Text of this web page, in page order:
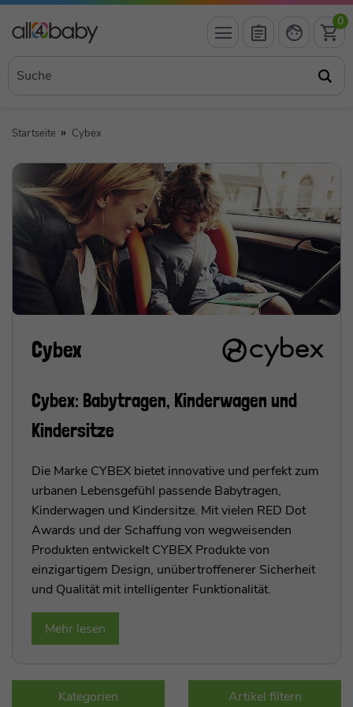
0
Startseite Cybex
Cybex
Cybex: Babytragen, Kinderwagen und
Kindersitze
Die Marke CYBEX bietet innovative und perfekt zum
urbanen Lebensgefühl passende Babytragen,
Kinderwagen und Kindersitze. Mit vielen RED Dot
Awards und der Schaffung von wegweisenden
Produkten entwickelt CYBEX Produkte von
einzigartigem Design, unübertroffenerer Sicherheit
und Qualität mit intelligenter Funktionalität.
Mehr lesen
Kategorien Artikel filtern